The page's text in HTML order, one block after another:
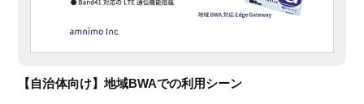
【自治体向け】地域BWAでの利用シーン